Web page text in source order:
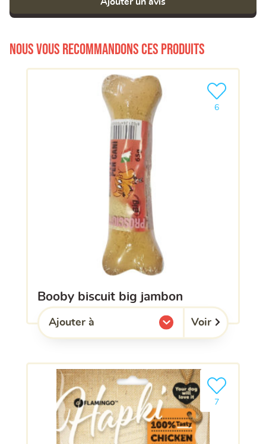
Ajouter un avis
Nous vous recommandons ces produits
booby biscuit big jambon
6
Ajouter le
Ajouter à
l'une de mes listes. Voir
7
Ajouter le